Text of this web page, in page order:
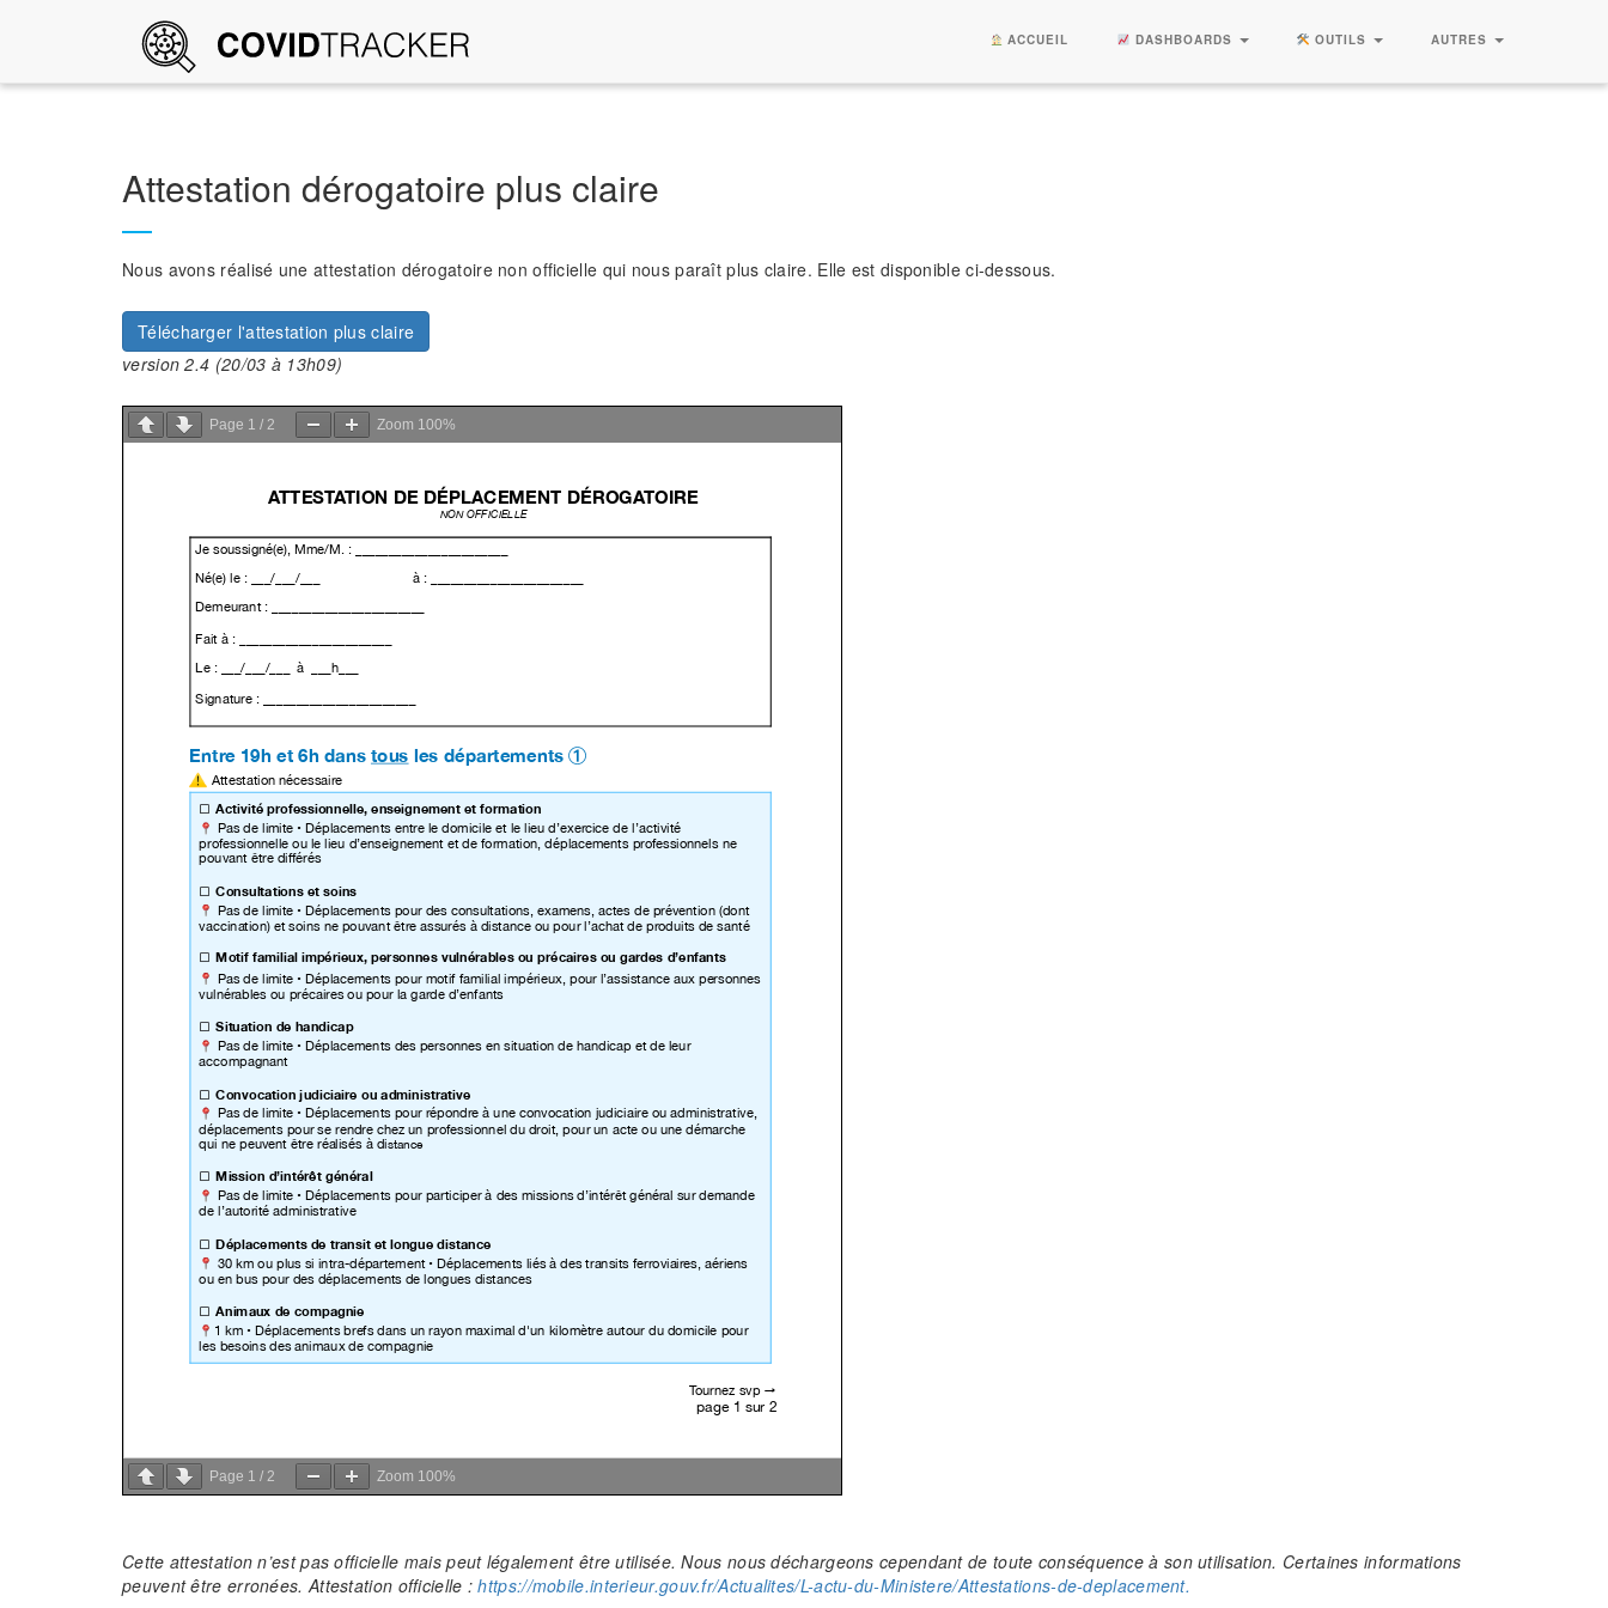
ACCUEIL DASHBOARDS OUTILS AUTRES
Attestation dérogatoire plus claire
Nous avons réalisé une attestation dérogatoire non officielle qui nous paraît plus claire. Elle est disponible ci-dessous.
Télécharger l'attestation plus claire
version 2.4 (20/03 à 13h09)
Page 1 / 2 Zoom 100%
Page 1 / 2 Zoom 100%
Cette attestation n’est pas officielle mais peut légalement être utilisée. Nous nous déchargeons cependant de toute conséquence à son utilisation. Certaines informations
peuvent être erronées. Attestation officielle :https://mobile.interieur.gouv.fr/Actualites/L-actu-du-Ministere/Attestations-de-deplacement.